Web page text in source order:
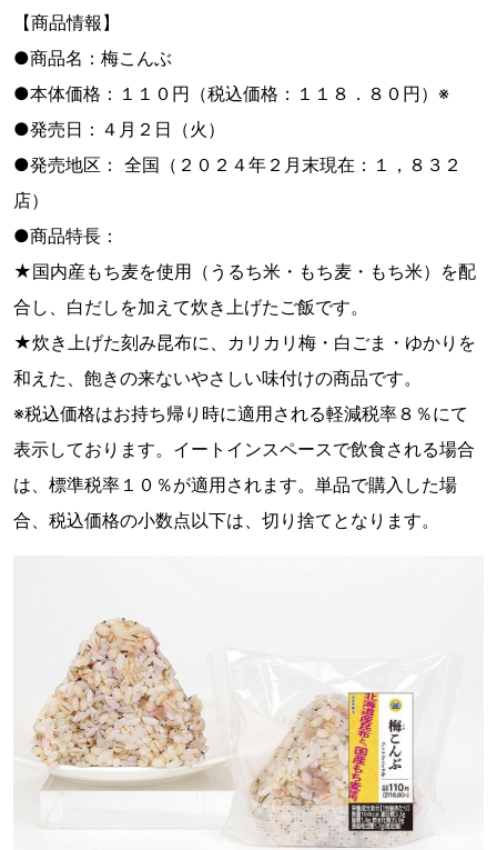
【商品情報】
●商品名：梅こんぶ
●本体価格：１１０円（税込価格：１１８．８０円）※
●発売日：４月２日（火）
●発売地区： 全国（２０２４年２月末現在：１，８３２
店）
●商品特長：
★国内産もち麦を使用（うるち米・もち麦・もち米）を配
合し、白だしを加えて炊き上げたご飯です。
★炊き上げた刻み昆布に、カリカリ梅・白ごま・ゆかりを
和えた、飽きの来ないやさしい味付けの商品です。
※税込価格はお持ち帰り時に適用される軽減税率８％にて
表示しております。イートインスペースで飲食される場合
は、標準税率１０％が適用されます。単品で購入した場
合、税込価格の小数点以下は、切り捨てとなります。